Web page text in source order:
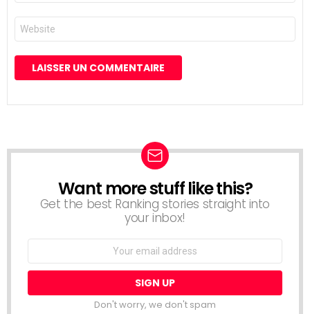
*
Site
web
NEWSLETTER
Want more stuff like this?
Get the best Ranking stories straight into
your inbox!
Email
Don't worry, we don't spam